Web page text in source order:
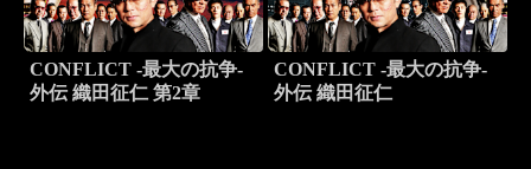
CONFLICT -最大の抗争-
外伝 織田征仁 第2章
CONFLICT -最大の抗争-
外伝 織田征仁